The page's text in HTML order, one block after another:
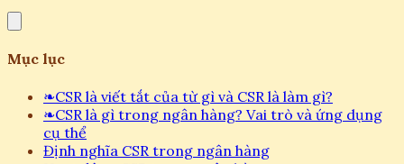
Mục lục
❧CSR là viết tắt của từ gì và CSR là làm gì?
❧CSR là gì trong ngân hàng? Vai trò và ứng dụng
cụ thể
Định nghĩa CSR trong ngân hàng